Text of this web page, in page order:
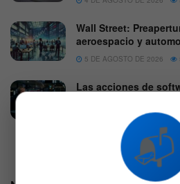
Wall Street:
aeroespacio y
5 DE AGOSTO DE 2026
Las acciones de
absoluto. También
7 DE AGOSTO DE 2026
📬